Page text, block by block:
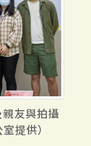
親友與拍攝
提供）